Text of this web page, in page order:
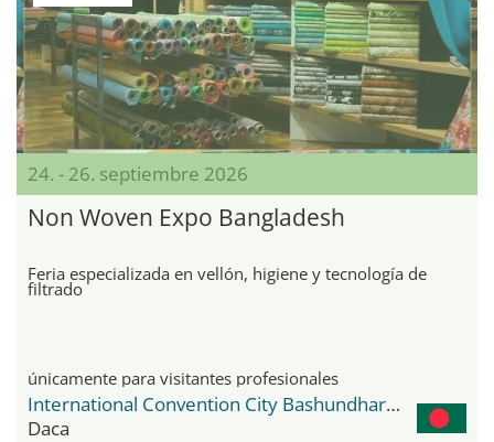
24. - 26. septiembre 2026
Non Woven Expo Bangladesh
Feria especializada en vellón, higiene y tecnología de
filtrado
únicamente para visitantes profesionales
International Convention City Bashundhara - ICCB
Daca